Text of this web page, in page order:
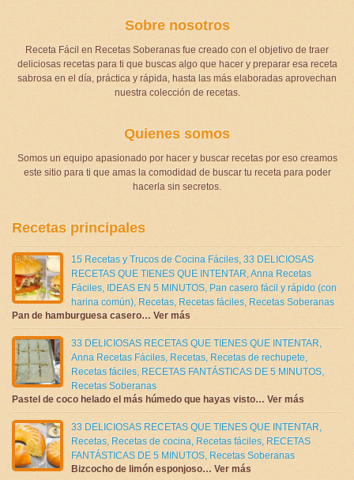
Sobre nosotros
Receta Fácil en Recetas Soberanas fue creado con el objetivo de traer
deliciosas recetas para ti que buscas algo que hacer y preparar esa receta
sabrosa en el día, práctica y rápida, hasta las más elaboradas aprovechan
nuestra colección de recetas.
Quienes somos
Somos un equipo apasionado por hacer y buscar recetas por eso creamos
este sitio para ti que amas la comodidad de buscar tu receta para poder
hacerla sin secretos.
Recetas principales
15 Recetas y Trucos de Cocina Fáciles, 33 DELICIOSAS
RECETAS QUE TIENES QUE INTENTAR,Anna Recetas
Fáciles, IDEAS EN 5 MINUTOS, Pan casero fácil y rápido (con
harina común), Recetas, Recetas fáciles, Recetas Soberanas
Pan de hamburguesa casero… Ver más
33 DELICIOSAS RECETAS QUE TIENES QUE INTENTAR,
Anna Recetas Fáciles, Recetas, Recetas de rechupete,
Recetas fáciles, RECETAS FANTÁSTICAS DE 5 MINUTOS,
Recetas Soberanas
Pastel de coco helado el más húmedo que hayas visto… Ver más
33 DELICIOSAS RECETAS QUE TIENES QUE INTENTAR,
Recetas, Recetas de cocina, Recetas fáciles, RECETAS
FANTÁSTICAS DE 5 MINUTOS, Recetas Soberanas
Bizcocho de limón esponjoso… Ver más